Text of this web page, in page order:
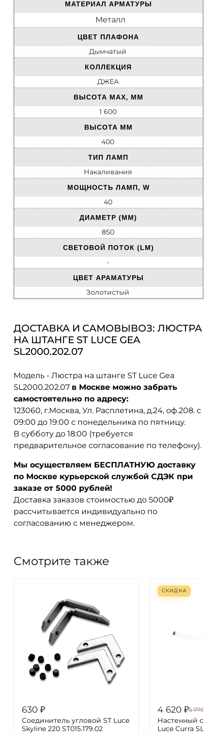
МАТЕРИАЛ АРМАТУРЫ
Металл
ЦВЕТ ПЛАФОНА
Дымчатый
КОЛЛЕКЦИЯ
ДЖЕА
ВЫСОТА MAX, ММ
1 600
ВЫСОТА ММ
400
ТИП ЛАМП
Накаливания
МОЩНОСТЬ ЛАМП, W
40
ДИАМЕТР (ММ)
850
СВЕТОВОЙ ПОТОК (LM)
-
ЦВЕТ АРАМАТУРЫ
Золотистый
ДОСТАВКА И САМОВЫВОЗ: ЛЮСТРА
НА ШТАНГЕ ST LUCE GEA
SL2000.202.07
Модель - Люстра на штанге ST Luce Gea
SL2000.202.07 в Москве можно забрать
самостоятельно по адресу:
123060, г.Москва, Ул. Расплетина, д.24, оф.208. с
09:00 до 19:00 с понедельника по пятницу.
В субботу до 18:00 (требуется
предварительное согласование по телефону).
Мы осуществляем БЕСПЛАТНУЮ доставку
по Москве курьерской службой СДЭК при
заказе от 5000 рублей!
Доставка заказов стоимостью до 5000₽
рассчитывается индивидуально по
согласованию с менеджером.
Смотрите также
630 ₽
Соединитель угловой ST Luce
Skyline 220 ST015.179.02
СКИДКА
4 620 ₽5 770
Настенный
Luce Curra